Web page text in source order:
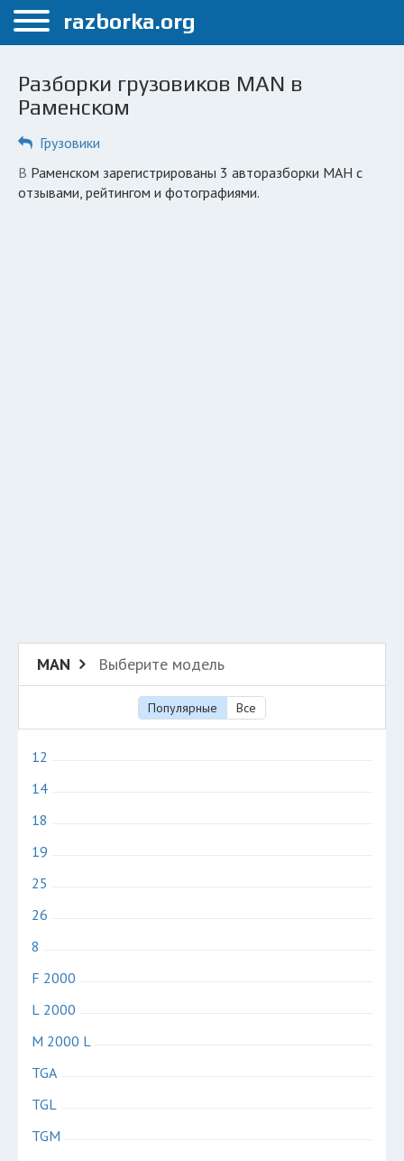
Меню
Раменское
Каталог разборок
Вопрос автоюристу
Разборки грузовиков MAN в
Раменском
Грузовики
в Раменском зарегистрированы 3 авторазборки МАН с
отзывами, рейтингом и фотографиями.
MAN Выберите модель
Популярные Все
12
14
18
19
25
26
8
F 2000
L 2000
M 2000 L
TGA
TGL
TGM
razborka.org